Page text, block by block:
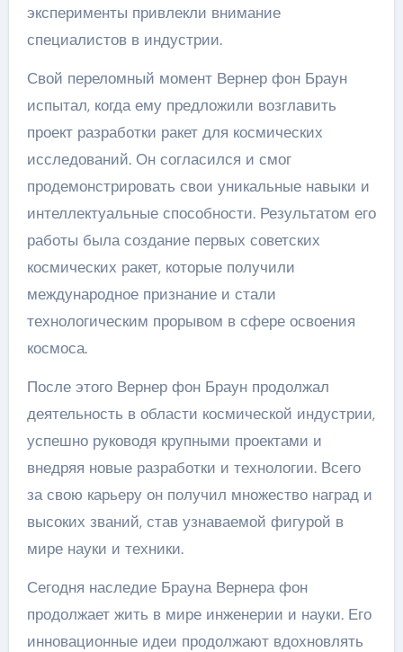
эксперименты привлекли внимание
специалистов в индустрии.
Свой переломный момент Вернер фон Браун
испытал, когда ему предложили возглавить
проект разработки ракет для космических
исследований. Он согласился и смог
продемонстрировать свои уникальные навыки и
интеллектуальные способности. Результатом его
работы была создание первых советских
космических ракет, которые получили
международное признание и стали
технологическим прорывом в сфере освоения
космоса.
После этого Вернер фон Браун продолжал
деятельность в области космической индустрии,
успешно руководя крупными проектами и
внедряя новые разработки и технологии. Всего
за свою карьеру он получил множество наград и
высоких званий, став узнаваемой фигурой в
мире науки и техники.
Сегодня наследие Брауна Вернера фон
продолжает жить в мире инженерии и науки. Его
инновационные идеи продолжают вдохновлять